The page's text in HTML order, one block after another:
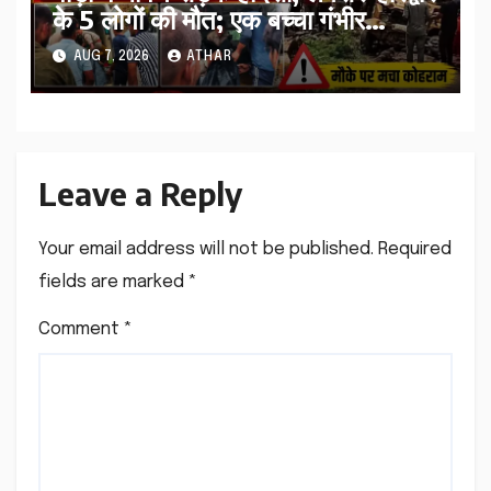
के 5 लोगों की मौत; एक बच्चा गंभीर
घायल…
AUG 7, 2026 ATHAR
Leave a Reply
Your email address will not be published. Required
fields are marked *
Comment *